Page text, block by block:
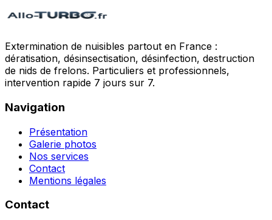
Extermination de nuisibles partout en France :
dératisation, désinsectisation, désinfection, destruction
de nids de frelons. Particuliers et professionnels,
intervention rapide 7 jours sur 7.
Navigation
Présentation
Galerie photos
Nos services
Contact
Mentions légales
Contact